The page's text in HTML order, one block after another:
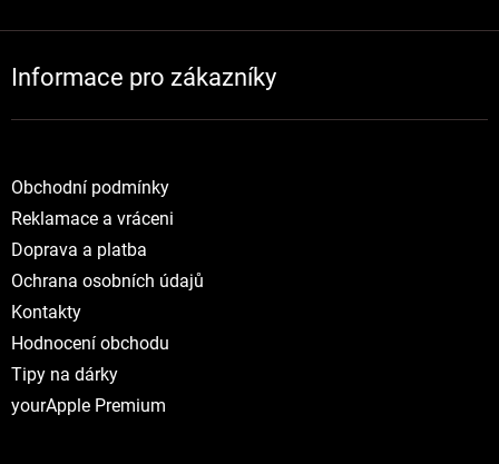
Informace pro zákazníky
Obchodní podmínky
Reklamace a vráceni
Doprava a platba
Ochrana osobních údajů
Kontakty
Hodnocení obchodu
Tipy na dárky
yourApple Premium